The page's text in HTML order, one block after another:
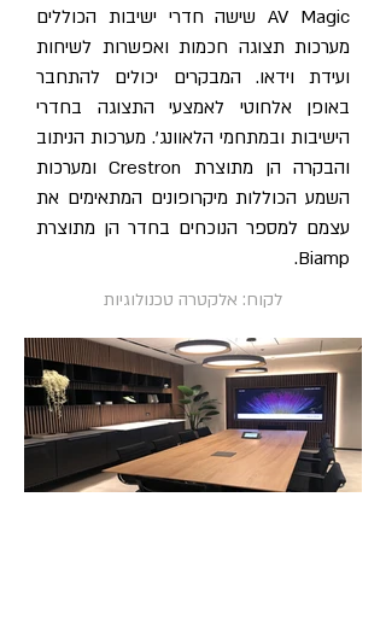
AV Magic שישה חדרי ישיבות הכוללים
מערכות תצוגה חכמות ואפשרות לשיחות
ועידת וידאו. המבקרים יכולים להתחבר
באופן אלחוטי לאמצעי התצוגה בחדרי
הישיבות ובמתחמי הלאוונג'. מערכות הניתוב
והבקרה הן מתוצרת Crestron ומערכות
השמע הכוללות מיקרופונים המתאימים את
עצמם למספר הנוכחים בחדר הן מתוצרת
Biamp.
לקוח: אלקטרה טכנולוגיות